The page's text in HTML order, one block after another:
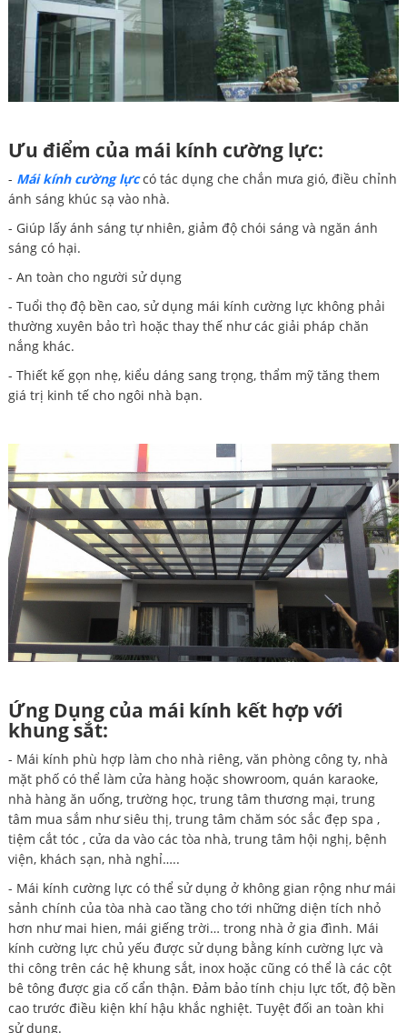
Ưu điểm của mái kính cường lực:
- Mái kính cường lựccó tác dụng che chắn mưa gió, điều chỉnh
ánh sáng khúc sạ vào nhà.
- Giúp lấy ánh sáng tự nhiên, giảm độ chói sáng và ngăn ánh
sáng có hại.
- An toàn cho người sử dụng
- Tuổi thọ độ bền cao, sử dụng mái kính cường lực không phải
thường xuyên bảo trì hoặc thay thế như các giải pháp chăn
nắng khác.
- Thiết kế gọn nhẹ, kiểu dáng sang trọng, thẩm mỹ tăng them
giá trị kinh tế cho ngôi nhà bạn.
Ứng Dụng của mái kính kết hợp với
khung sắt:
- Mái kính phù hợp làm cho nhà riêng, văn phòng công ty, nhà
mặt phố có thể làm cửa hàng hoặc showroom, quán karaoke,
nhà hàng ăn uống, trường học, trung tâm thương mại, trung
tâm mua sắm như siêu thị, trung tâm chăm sóc sắc đẹp spa ,
tiệm cắt tóc , cửa da vào các tòa nhà, trung tâm hội nghị, bệnh
viện, khách sạn, nhà nghỉ…..
- Mái kính cường lực có thể sử dụng ở không gian rộng như mái
sảnh chính của tòa nhà cao tầng cho tới những diện tích nhỏ
hơn như mai hien, mái giếng trời… trong nhà ở gia đình. Mái
kính cường lực chủ yếu được sử dụng bằng kính cường lực và
thi công trên các hệ khung sắt, inox hoặc cũng có thể là các cột
bê tông được gia cố cẩn thận. Đảm bảo tính chịu lực tốt, độ bền
cao trước điều kiện khí hậu khắc nghiệt. Tuyệt đối an toàn khi
sử dụng.